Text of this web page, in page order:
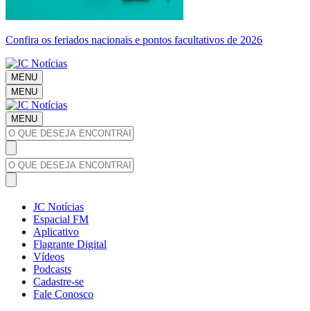
Confira os feriados nacionais e pontos facultativos de 2026
MENU
MENU
MENU
JC Notícias
Espacial FM
Aplicativo
Flagrante Digital
Vídeos
Podcasts
Cadastre-se
Fale Conosco